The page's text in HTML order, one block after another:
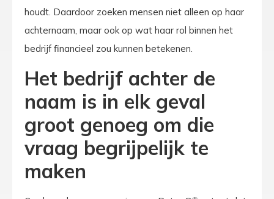
houdt. Daardoor zoeken mensen niet alleen op haar
achternaam, maar ook op wat haar rol binnen het
bedrijf financieel zou kunnen betekenen.
Het bedrijf achter de
naam is in elk geval
groot genoeg om die
vraag begrijpelijk te
maken